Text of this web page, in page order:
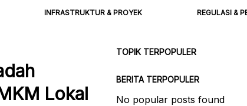
INFRASTRUKTUR & PROYEK REGULASI &
Lokal
TOPIK TERPOPULER
BERITA TERPOPULER
No popular posts found